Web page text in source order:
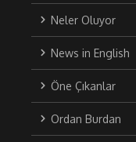
Neler Oluyor
News in English
Öne Çıkanlar
Ordan Burdan